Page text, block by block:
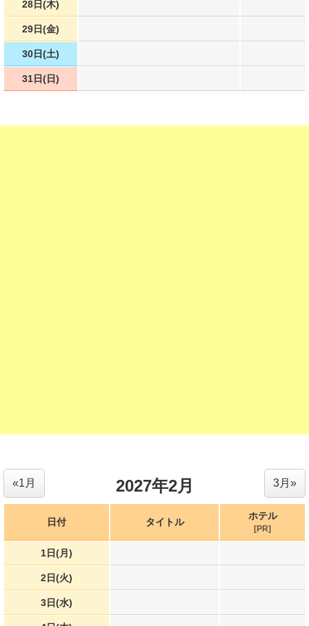
28日(木)
29日(金)
30日(土)
31日(日)
2027年2月 3月»
«1月
日付 タイトル
ホテル
[PR]
1日(月)
2日(火)
3日(水)